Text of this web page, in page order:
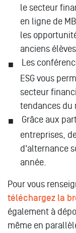
le secteur
en ligne de
les
anciens
Les
ESG vous
secteur
tendances du
Grâce aux
entreprises,
d'alternance
année.
Pour vous
téléchargez la
également à
même en